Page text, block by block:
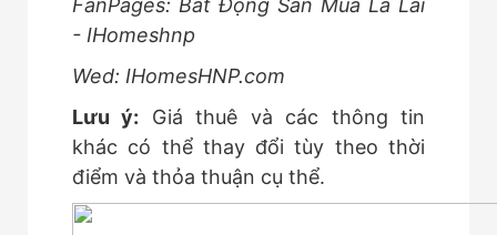
FanPages: Bất Động Sản Mua Là Lãi
- IHomeshnp
Wed: IHomesHNP.com
Lưu ý: Giá thuê và các thông tin
khác có thể thay đổi tùy theo thời
điểm và thỏa thuận cụ thể.